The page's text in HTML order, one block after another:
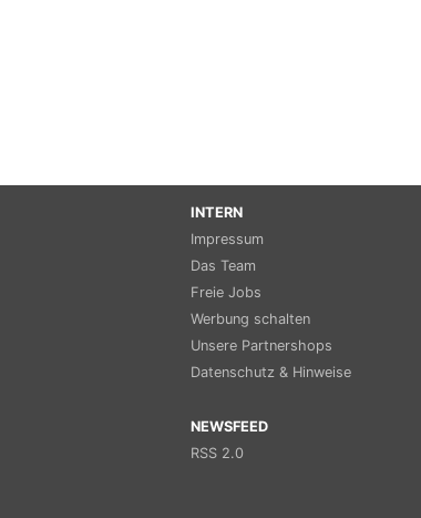
INTERN
Impressum
Das Team
Freie Jobs
Werbung schalten
Unsere Partnershops
Datenschutz & Hinweise
NEWSFEED
RSS 2.0